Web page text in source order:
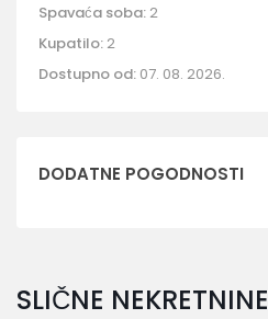
Spavaća soba: 2
Kupatilo: 2
Dostupno od: 07. 08. 2026.
DODATNE POGODNOSTI
SLIČNE NEKRETNINE